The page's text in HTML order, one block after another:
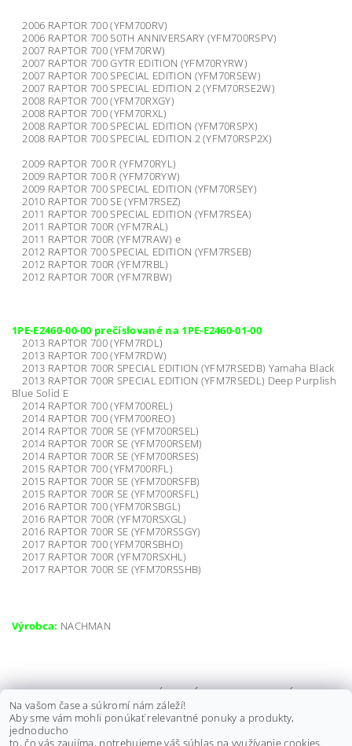
2006 RAPTOR 700 (YFM700RV)
2006 RAPTOR 700 50TH ANNIVERSARY (YFM700RSPV)
2007 RAPTOR 700 (YFM70RW)
2007 RAPTOR 700 GYTR EDITION (YFM70RYRW)
2007 RAPTOR 700 SPECIAL EDITION (YFM70RSEW)
2007 RAPTOR 700 SPECIAL EDITION 2 (YFM70RSE2W)
2008 RAPTOR 700 (YFM70RXGY)
2008 RAPTOR 700 (YFM70RXL)
2008 RAPTOR 700 SPECIAL EDITION (YFM70RSPX)
2008 RAPTOR 700 SPECIAL EDITION 2 (YFM70RSP2X)
2009 RAPTOR 700 R (YFM70RYL)
2009 RAPTOR 700 R (YFM70RYW)
2009 RAPTOR 700 SPECIAL EDITION (YFM70RSEY)
2010 RAPTOR 700 SE (YFM7RSEZ)
2011 RAPTOR 700 SPECIAL EDITION (YFM7RSEA)
2011 RAPTOR 700R (YFM7RAL)
2011 RAPTOR 700R (YFM7RAW) e
2012 RAPTOR 700 SPECIAL EDITION (YFM7RSEB)
2012 RAPTOR 700R (YFM7RBL)
2012 RAPTOR 700R (YFM7RBW)
1PE-E2460-00-00 prečíslované na 1PE-E2460-01-00
2013 RAPTOR 700 (YFM7RDL)
2013 RAPTOR 700 (YFM7RDW)
2013 RAPTOR 700R SPECIAL EDITION (YFM7RSEDB) Yamaha Black
2013 RAPTOR 700R SPECIAL EDITION (YFM7RSEDL) Deep Purplish
Blue Solid E
2014 RAPTOR 700 (YFM700REL)
2014 RAPTOR 700 (YFM700REO)
2014 RAPTOR 700R SE (YFM700RSEL)
2014 RAPTOR 700R SE (YFM700RSEM)
2014 RAPTOR 700R SE (YFM700RSES)
2015 RAPTOR 700 (YFM700RFL)
2015 RAPTOR 700R SE (YFM700RSFB)
2015 RAPTOR 700R SE (YFM700RSFL)
2016 RAPTOR 700 (YFM70RSBGL)
2016 RAPTOR 700R (YFM70RSXGL)
2016 RAPTOR 700R SE (YFM70RSSGY)
2017 RAPTOR 700 (YFM70RSBHO)
2017 RAPTOR 700R (YFM70RSXHL)
2017 RAPTOR 700R SE (YFM70RSSHB)
Výrobca: NACHMAN
SILIKÓNOVÉ HADICE VODNÉHO
POTRUBIA YAMAHA RAPTOR 700
06-12, ZELENÉ
Na vašom čase a súkromí nám záleží!
Aby sme vám mohli ponúkať relevantné ponuky a produkty,
jednoducho
to, čo vás zaujíma, potrebujeme váš súhlas na využívanie cookies.